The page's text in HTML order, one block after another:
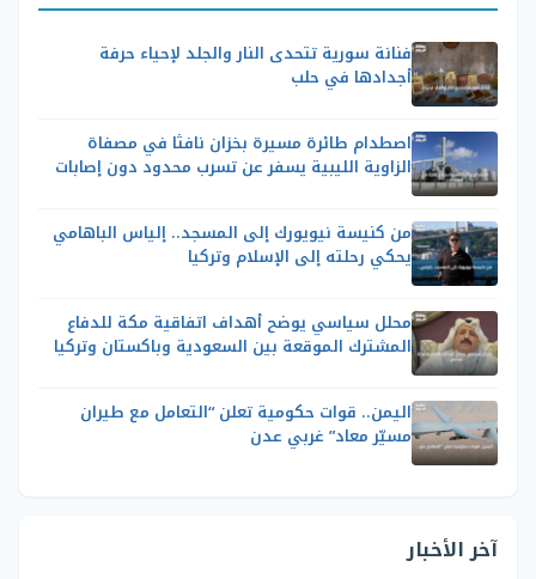
فنانة سورية تتحدى النار والجلد لإحياء حرفة
أجدادها في حلب
اصطدام طائرة مسيرة بخزان نافثا في مصفاة
الزاوية الليبية يسفر عن تسرب محدود دون إصابات
من كنيسة نيويورك إلى المسجد.. إلياس الباهامي
يحكي رحلته إلى الإسلام وتركيا
محلل سياسي يوضح أهداف اتفاقية مكة للدفاع
المشترك الموقعة بين السعودية وباكستان وتركيا
اليمن.. قوات حكومية تعلن “التعامل مع طيران
مسيّر معاد” غربي عدن
آخر الأخبار